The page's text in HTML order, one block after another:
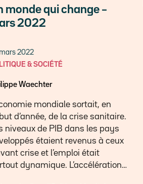
monde qui change –
2022
2022
& SOCIÉTÉ
Waechter
mondiale sortait, en
d’année, de la crise sanitaire.
niveaux de PIB dans les pays
étaient revenus à ceux
crise et l’emploi était
dynamique. L’accélération…